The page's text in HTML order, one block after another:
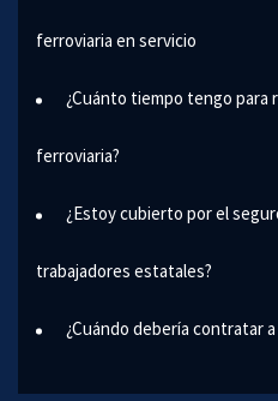
ferroviaria en servicio
¿Cuánto tiempo tengo para
ferroviaria?
¿Estoy cubierto por el
trabajadores estatales?
¿Cuándo debería contratar